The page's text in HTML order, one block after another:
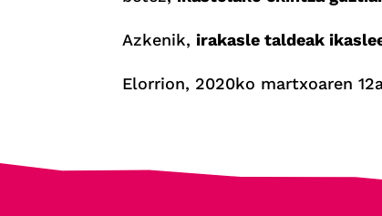
Azkenik,irakasle taldeak
Elorrion, 2020ko martxoaren